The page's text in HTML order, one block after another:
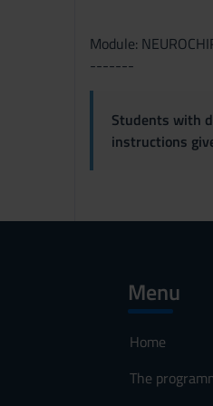
Module:
-------
Students with
instructions
Menu
Home
The